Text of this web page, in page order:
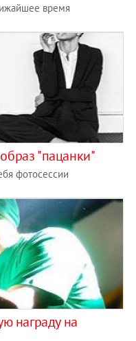
время
"пацанки"
фотосессии
награду на